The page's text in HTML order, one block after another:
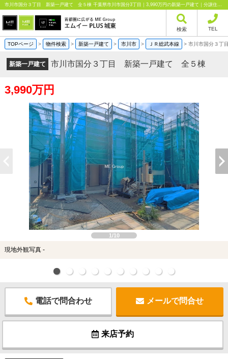
市川市国分３丁目 新築一戸建て 全５棟 千葉県市川市国分3丁目｜3,990万円の新築一戸建て｜分譲住宅や新築物件｜エムイーPLUS城東株式会社
検索 TEL
TOPページ > 物件検索 > 新築一戸建て > 市川市 > ＪＲ総武本線 > 市川市国分３
新築一戸建て 市川市国分３丁目 新築一戸建て 全５棟
3,990万円
1/10
現地外観写真 -
電話で問合わせ メールで問合せ
来店予約